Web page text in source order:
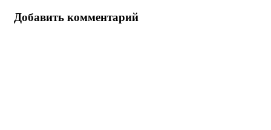
Добавить комментарий